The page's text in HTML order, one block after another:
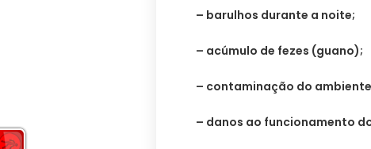
– barulhos durante a noite;
– acúmulo de fezes (guano);
– contaminação do
– danos ao funcionamento